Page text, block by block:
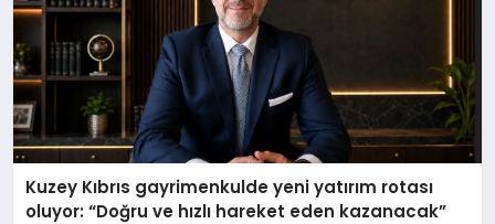
Kuzey Kıbrıs gayrimenkulde yeni yatırım rotası
oluyor: “Doğru ve hızlı hareket eden kazanacak”